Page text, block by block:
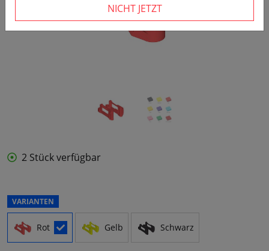
2 Stück verfügbar
VARIANTEN
Rot Gelb Schwarz
NICHT JETZT